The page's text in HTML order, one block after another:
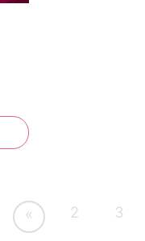
« 2 3